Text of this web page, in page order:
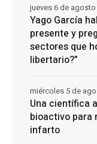
Yago García
presente y
sectores que
libertario?”
jueves 6 de
Una científica
bioactivo para
infarto
miércoles 5 de